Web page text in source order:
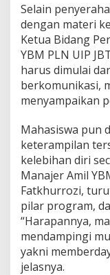
Selain
dengan materi
Ketua Bidang
YBM PLN UIP
harus dimulai
berkomunikasi,
menyampaikan
Mahasiswa pun
keterampilan
kelebihan diri
Manajer Amil
Fatkhurrozi,
pilar program,
“Harapannya,
mendampingi
yakni
jelasnya.